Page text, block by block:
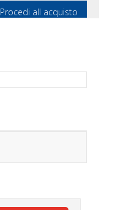
Procedi all acquisto